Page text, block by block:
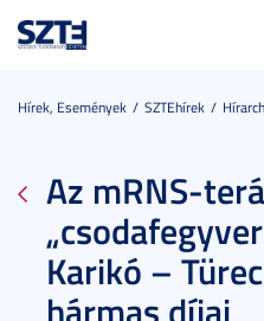
Hírek, Események SZTEhírek
Az mRNS-
Karikó –
hármas díjai